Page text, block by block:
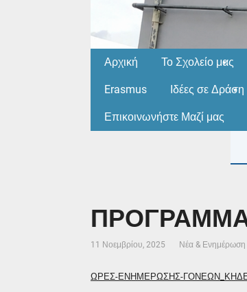
Αρχική Το Σχολείο μας
Erasmus Ιδέες σε Δράση
Επικοινωνήστε Μαζί μας
11 Νοεμβρίου, 2025 Νέα & Ενημέρωση
ΩΡΕΣ-ΕΝΗΜΕΡΩΣΗΣ-